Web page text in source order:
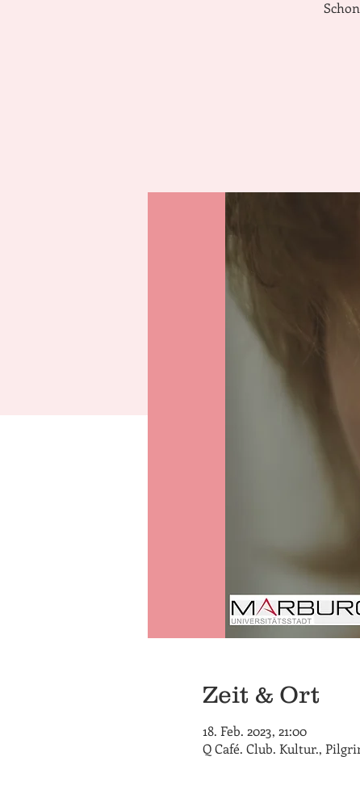
Zeit & Ort
18. Feb. 2023, 21:00
Q Café. Club. Kultur.,